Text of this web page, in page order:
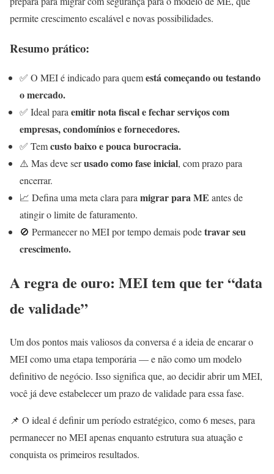
permite crescimento escalável e novas possibilidades.
Resumo prático:
✅ O MEI é indicado para quemestá começando ou testando
o mercado.
✅ Ideal paraemitir nota fiscal e fechar serviços com
empresas, condomínios e fornecedores.
✅ Temcusto baixo e pouca burocracia.
⚠️ Mas deve serusado como fase inicial, com prazo para
encerrar.
📈 Defina uma meta clara paramigrar para ME antes de
atingir o limite de faturamento.
🚫 Permanecer no MEI por tempo demais podetravar seu
crescimento.
A regra de ouro: MEI tem que ter “data
de validade”
Um dos pontos mais valiosos da conversa é a ideia de encarar o
MEI como uma etapa temporária — e não como um modelo
definitivo de negócio. Isso significa que, ao decidir abrir um MEI,
você já deve estabelecer um prazo de validade para essa fase.
📌 O ideal é definir um período estratégico, como 6 meses, para
permanecer no MEI apenas enquanto estrutura sua atuação e
conquista os primeiros resultados.